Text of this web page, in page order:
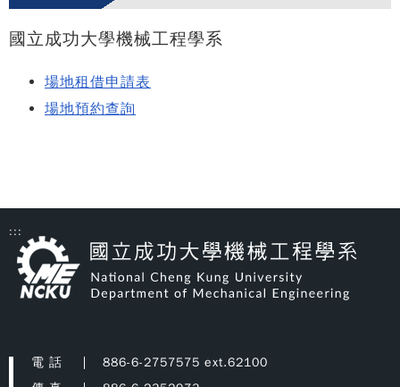
國立成功大學機械工程學系
場地租借申請表
場地預約查詢
:::
電 話
886-6-2757575 ext.62100